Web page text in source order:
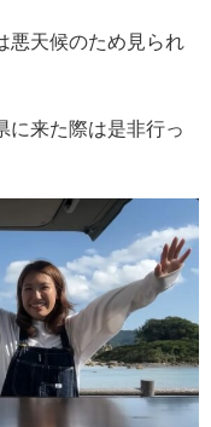
悪天候のため見られ
に来た際は是非行っ